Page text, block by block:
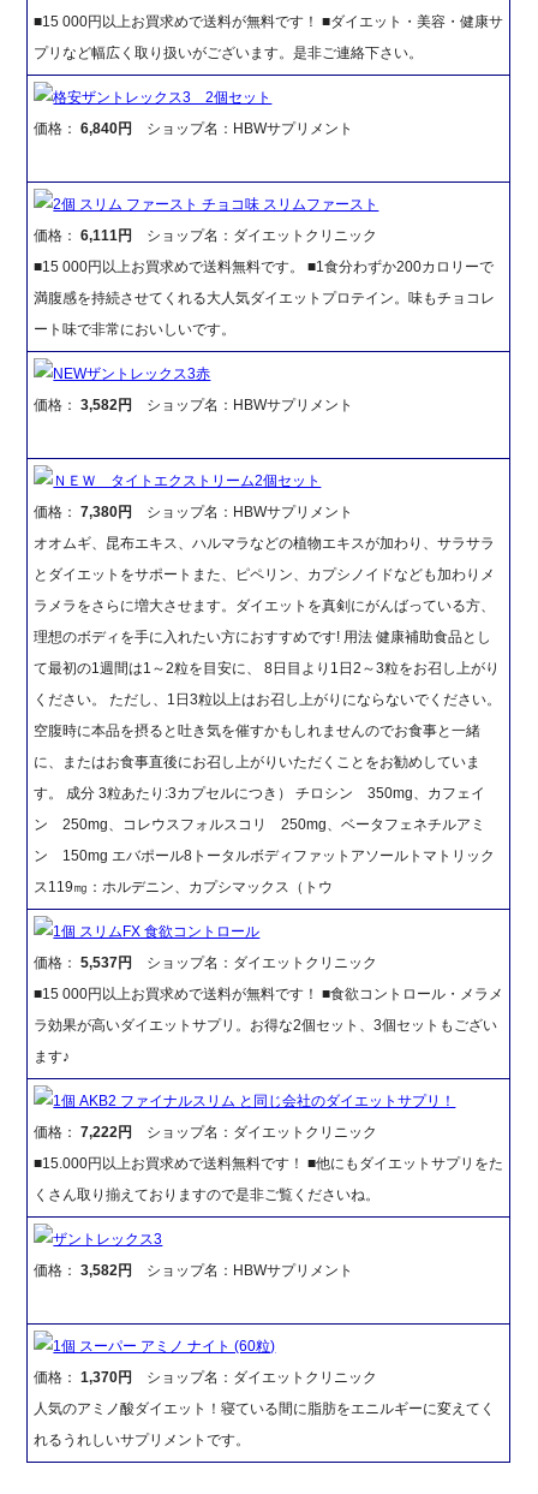
■15 000円以上お買求めで送料が無料です！ ■ダイエット・美容・健康サ
プリなど幅広く取り扱いがございます。是非ご連絡下さい。
格安ザントレックス3 2個セット
価格：6,840円 ショップ名：HBWサプリメント
2個 スリム ファースト チョコ味 スリムファースト
価格：6,111円
ショップ名：ダイエットクリニック
■15 000円以上お買求めで送料無料です。 ■1食分わずか200カロリーで
満腹感を持続させてくれる大人気ダイエットプロテイン。味もチョコレ
ート味で非常においしいです。
NEWザントレックス3赤
価格：3,582円 ショップ名：HBWサプリメント
ＮＥＷ タイトエクストリーム2個セット
価格：7,380円
ショップ名：HBWサプリメント
オオムギ、昆布エキス、ハルマラなどの植物エキスが加わり、サラサラ
とダイエットをサポートまた、ピペリン、カプシノイドなども加わりメ
ラメラをさらに増大させます。ダイエットを真剣にがんばっている方、
理想のボディを手に入れたい方におすすめです! 用法 健康補助食品とし
て最初の1週間は1～2粒を目安に、 8日目より1日2～3粒をお召し上がり
ください。 ただし、1日3粒以上はお召し上がりにならないでください。
空腹時に本品を摂ると吐き気を催すかもしれませんのでお食事と一緒
に、またはお食事直後にお召し上がりいただくことをお勧めしていま
す。 成分 3粒あたり:3カプセルにつき） チロシン 350mg、カフェイ
ン 250mg、コレウスフォルスコリ 250mg、ベータフェネチルアミ
ン 150mg エバポール8トータルボディファットアソールトマトリック
ス119㎎：ホルデニン、カプシマックス（トウ
1個 スリムFX 食欲コントロール
価格：5,537円
ショップ名：ダイエットクリニック
■15 000円以上お買求めで送料が無料です！ ■食欲コントロール・メラメ
ラ効果が高いダイエットサプリ。お得な2個セット、3個セットもござい
ます♪
1個 AKB2 ファイナルスリム と同じ会社のダイエットサプリ！
価格：7,222円
ショップ名：ダイエットクリニック
■15.000円以上お買求めで送料無料です！ ■他にもダイエットサプリをた
くさん取り揃えておりますので是非ご覧くださいね。
ザントレックス3
価格：3,582円 ショップ名：HBWサプリメント
1個 スーパー アミノ ナイト (60粒)
価格：1,370円
ショップ名：ダイエットクリニック
人気のアミノ酸ダイエット！寝ている間に脂肪をエニルギーに変えてく
れるうれしいサプリメントです。